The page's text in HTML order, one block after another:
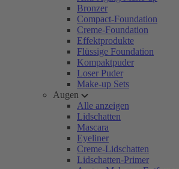
Bronzer
Compact-Foundation
Creme-Foundation
Effektprodukte
Flüssige Foundation
Kompaktpuder
Loser Puder
Make-up Sets
Augen
Alle anzeigen
Lidschatten
Mascara
Eyeliner
Creme-Lidschatten
Lidschatten-Primer